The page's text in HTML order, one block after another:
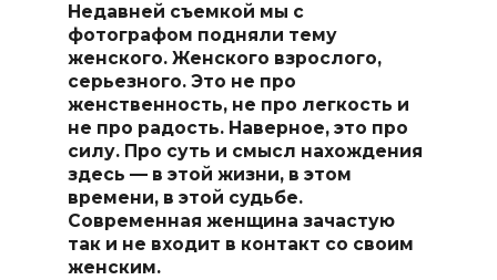
Недавней съемкой мы с
фотографом подняли тему
женского. Женского взрослого,
серьезного. Это не про
женственность, не про легкость и
не про радость. Наверное, это про
силу. Про суть и смысл нахождения
здесь — в этой жизни, в этом
времени, в этой судьбе.
Современная женщина зачастую
так и не входит в контакт со своим
женским.